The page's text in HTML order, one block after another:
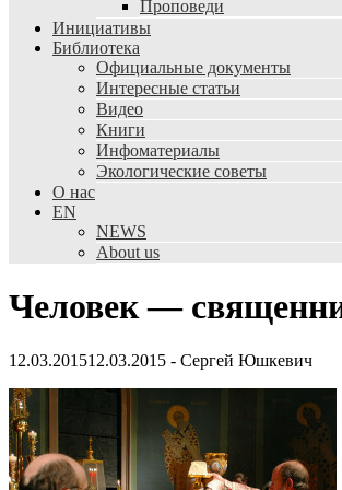
Проповеди
Инициативы
Библиотека
Официальные документы
Интересные статьи
Видео
Книги
Инфоматериалы
Экологические советы
О нас
EN
NEWS
About us
Человек —
12.03.201512.03.2015 - Сергей Юшкевич